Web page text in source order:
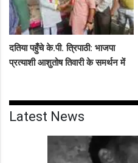
दतिया पहुँचे के.पी. त्रिपाठी: भाजपा
प्रत्याशी आशुतोष तिवारी के समर्थन में
Latest News